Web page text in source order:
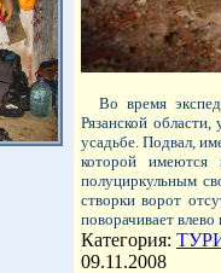
Во время
Рязанской
усадьбе. Подвал,
которой
полуциркульным
створки ворот
поворачивает
Категория:
09.11.2008